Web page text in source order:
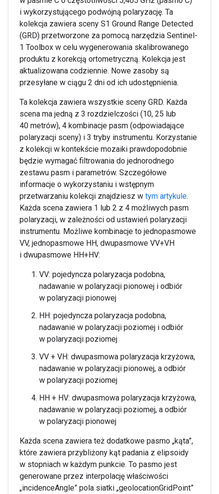
i wykorzystującego podwójną polaryzację. Ta
kolekcja zawiera sceny S1 Ground Range Detected
(GRD) przetworzone za pomocą narzędzia Sentinel-
1 Toolbox w celu wygenerowania skalibrowanego
produktu z korekcją ortometryczną. Kolekcja jest
aktualizowana codziennie. Nowe zasoby są
przesyłane w ciągu 2 dni od ich udostępnienia.
Ta kolekcja zawiera wszystkie sceny GRD. Każda
scena ma jedną z 3 rozdzielczości (10, 25 lub
40 metrów), 4 kombinacje pasm (odpowiadające
polaryzacji sceny) i 3 tryby instrumentu. Korzystanie
z kolekcji w kontekście mozaiki prawdopodobnie
będzie wymagać filtrowania do jednorodnego
zestawu pasm i parametrów. Szczegółowe
informacje o wykorzystaniu i wstępnym
przetwarzaniu kolekcji znajdziesz w tym artykule.
Każda scena zawiera 1 lub 2 z 4 możliwych pasm
polaryzacji, w zależności od ustawień polaryzacji
instrumentu. Możliwe kombinacje to jednopasmowe
VV, jednopasmowe HH, dwupasmowe VV+VH
i dwupasmowe HH+HV:
VV: pojedyncza polaryzacja podobna,
nadawanie w polaryzacji pionowej i odbiór
w polaryzacji pionowej
HH: pojedyncza polaryzacja podobna,
nadawanie w polaryzacji poziomej i odbiór
w polaryzacji poziomej
VV + VH: dwupasmowa polaryzacja krzyżowa,
nadawanie w polaryzacji pionowej, a odbiór
w polaryzacji poziomej
HH + HV: dwupasmowa polaryzacja krzyżowa,
nadawanie w polaryzacji poziomej, a odbiór
w polaryzacji pionowej
Każda scena zawiera też dodatkowe pasmo „kąta”,
które zawiera przybliżony kąt padania z elipsoidy
w stopniach w każdym punkcie. To pasmo jest
generowane przez interpolację właściwości
„incidenceAngle” pola siatki „geolocationGridPoint”